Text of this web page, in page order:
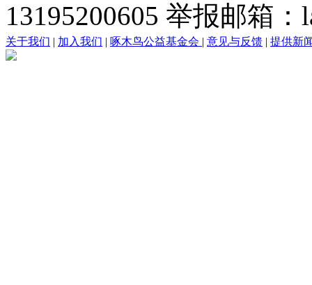
13195200605 举报邮箱
关于我们 | 加入我们 | 啄木鸟公益基金会 | 意见与反馈 | 提供新